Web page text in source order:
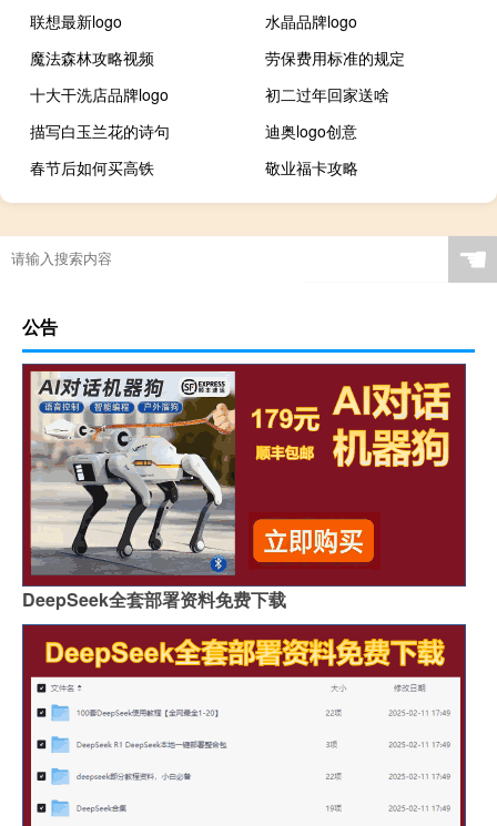
联想最新logo
水晶品牌logo
魔法森林攻略视频
劳保费用标准的规定
十大干洗店品牌logo
初二过年回家送啥
描写白玉兰花的诗句
迪奥logo创意
春节后如何买高铁
敬业福卡攻略
☚
公告
DeepSeek全套部署资料免费下载